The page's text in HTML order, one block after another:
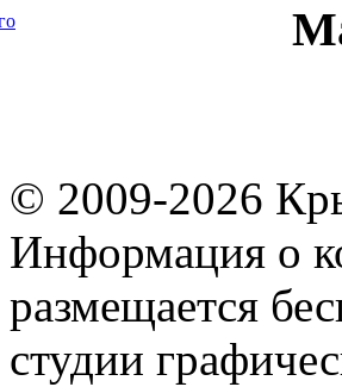
© 2009-2026
Информация о
размещается
студии